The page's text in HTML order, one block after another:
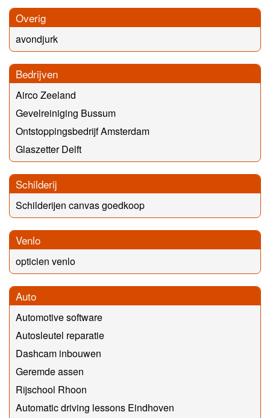
Overig
avondjurk
Bedrijven
Airco Zeeland
Gevelreiniging Bussum
Ontstoppingsbedrijf Amsterdam
Glaszetter Delft
Schilderij
Schilderijen canvas goedkoop
Venlo
opticien venlo
Auto
Automotive software
Autosleutel reparatie
Dashcam inbouwen
Geremde assen
Rijschool Rhoon
Automatic driving lessons Eindhoven